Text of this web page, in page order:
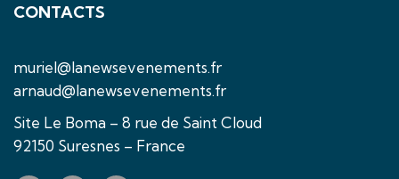
CONTACTS
muriel@lanewsevenements.fr
arnaud@lanewsevenements.fr
Site Le Boma – 8 rue de Saint Cloud
92150 Suresnes – France